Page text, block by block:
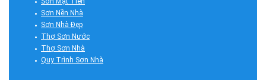
Sơn Nền Nhà
Sơn Nhà Đẹp
Thợ Sơn Nước
Thợ Sơn Nhà
Quy Trình Sơn Nhà